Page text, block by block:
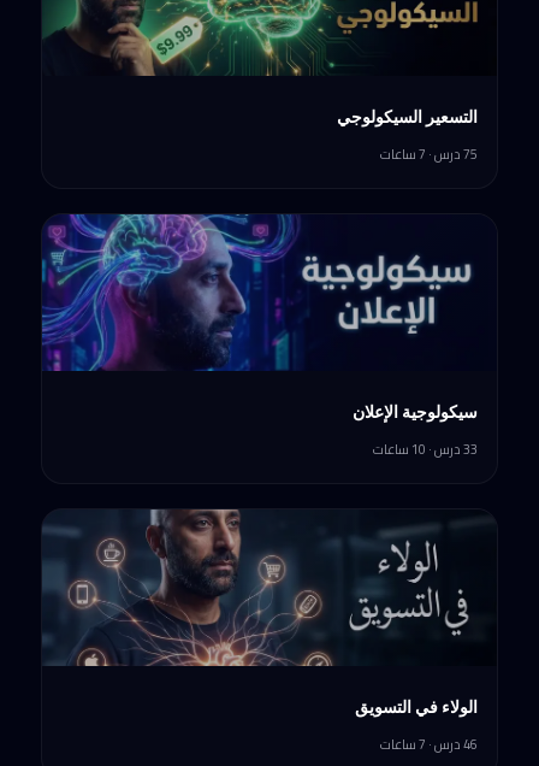
التسعير السيكولوجي
75 درس · 7 ساعات
سيكولوجية الإعلان
33 درس · 10 ساعات
الولاء في التسويق
46 درس · 7 ساعات